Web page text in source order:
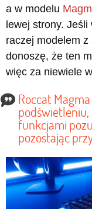
a w modelu
lewej strony.
raczej modelem
donoszę, że ten
więc za niewiele
Roccat
funkcjami
pozostając